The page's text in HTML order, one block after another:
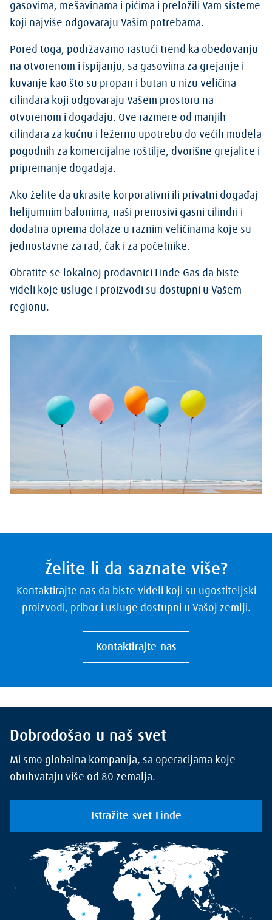
gasovima, mešavinama i pićima i preložili Vam sisteme
koji najviše odgovaraju Vašim potrebama.
Pored toga, podržavamo rastući trend ka obedovanju
na otvorenom i ispijanju, sa gasovima za grejanje i
kuvanje kao što su propan i butan u nizu veličina
cilindara koji odgovaraju Vašem prostoru na
otvorenom i događaju. Ove razmere od manjih
cilindara za kućnu i ležernu upotrebu do većih modela
pogodnih za komercijalne roštilje, dvorišne grejalice i
pripremanje događaja.
Ako želite da ukrasite korporativni ili privatni događaj
helijumnim balonima, naši prenosivi gasni cilindri i
dodatna oprema dolaze u raznim veličinama koje su
jednostavne za rad, čak i za početnike.
Obratite se lokalnoj prodavnici Linde Gas da biste
videli koje usluge i proizvodi su dostupni u Vašem
regionu.
Želite li da saznate više?
Kontaktirajte nas da biste videli koji su ugostiteljski
proizvodi, pribor i usluge dostupni u Vašoj zemlji.
Kontaktirajte nas
Dobrodošao u naš svet
Mi smo globalna kompanija, sa operacijama koje
obuhvataju više od 80 zemalja.
Istražite svet Linde